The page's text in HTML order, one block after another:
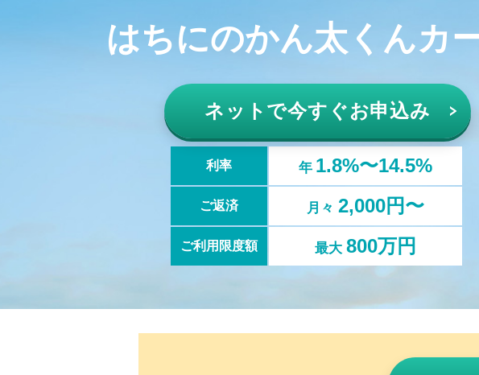
はちにのかん太くんカ
ネットで今すぐお申込み
利率 年 1.8%〜14.5%
ご返済 月々 2,000円〜
ご利用限度額 最大 800万円